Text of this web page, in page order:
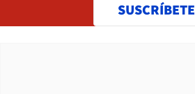
SUSCRÍBETE